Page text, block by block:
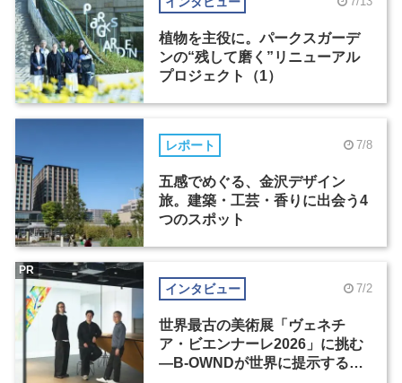
植物を主役に。パークスガーデ
ンの“残して磨く”リニューアル
プロジェクト（1）
レポート 7/8
五感でめぐる、金沢デザイン
旅。建築・工芸・香りに出会う4
つのスポット
インタビュー 7/2
世界最古の美術展「ヴェネチ
ア・ビエンナーレ2026」に挑む
―B-OWNDが世界に提示する美
PR